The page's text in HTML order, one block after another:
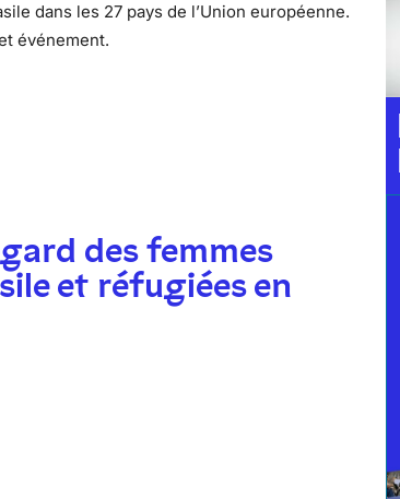
dans les 27 pays de l’Union européenne.
événement.
des femmes
et réfugiées en